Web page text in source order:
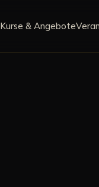
Kurse & Angebote